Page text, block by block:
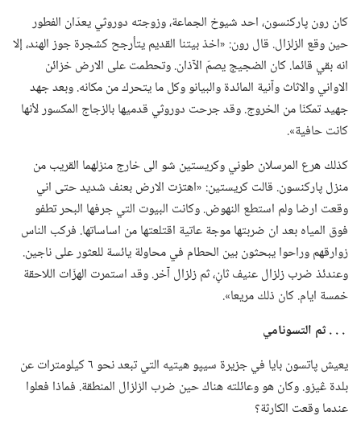
كان رون پاركنسون،‏ احد شيوخ الجماعة،‏ وزوجته دوروثي يعدّان الفطور
حين وقع الزلزال.‏ قال رون:‏ «اخذ بيتنا القديم يتأرجح كشجرة جوز الهند،‏ إلا
انه بقي قائما.‏ كان الضجيج يصمّ الآذان.‏ وتحطمت على الارض خزائن
الاواني والاثاث وآنية المائدة والبيانو وكل ما يتحرك من مكانه.‏ وبعد جهد
جهيد تمكنّا من الخروج.‏ وقد جرحت دوروثي قدميها بالزجاج المكسور لأنها
كانت حافية».‏
كذلك هرع المرسلان طوني وكريستين شو الى خارج منزلهما القريب من
منزل پاركنسون.‏ قالت كريستين:‏ «اهتزت الارض بعنف شديد حتى اني
وقعت ارضا ولم استطع النهوض.‏ وكانت البيوت التي جرفها البحر تطفو
فوق المياه بعد ان ضربتها موجة عاتية اقتلعتها من اساساتها.‏ فركب الناس
زوارقهم وراحوا يبحثون بين الحطام في محاولة يائسة للعثور على ناجين.‏
وعندئذ ضرب زلزال عنيف ثانٍ،‏ ثم زلزال آخر.‏ وقد استمرت الهزّات اللاحقة
خمسة ايام.‏ كان ذلك مريعا».‏
‏.‏ .‏ .‏ ثم التسونامي
يعيش پاتسون بايا في جزيرة سيپو هيتيه التي تبعد نحو ٦ كيلومترات عن
بلدة ڠيزو.‏ وكان هو وعائلته هناك حين ضرب الزلزال المنطقة.‏ فماذا فعلوا
عندما وقعت الكارثة؟‏